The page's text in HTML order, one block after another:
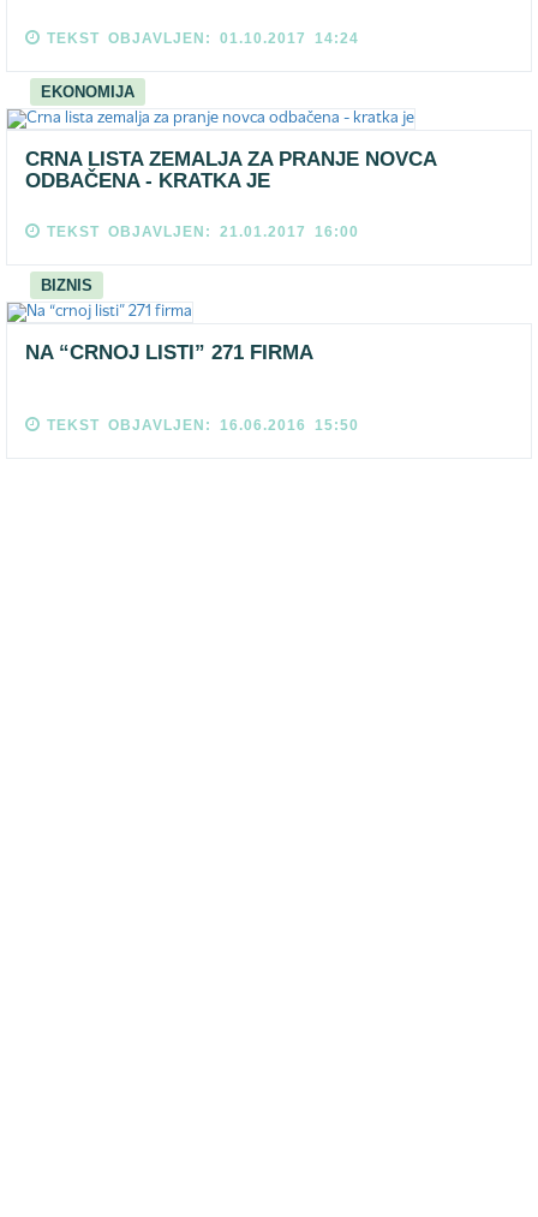
TEKST OBJAVLJEN: 01.10.2017 14:24
EKONOMIJA
CRNA LISTA ZEMALJA ZA PRANJE NOVCA
ODBAČENA - KRATKA JE
TEKST OBJAVLJEN: 21.01.2017 16:00
BIZNIS
NA “CRNOJ LISTI” 271 FIRMA
TEKST OBJAVLJEN: 16.06.2016 15:50